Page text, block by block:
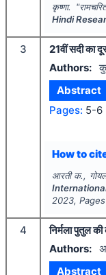
कृष्णा. "
Hindi
3
21वीं सदी का
Authors:
Abstract
Pages: 5-6
How to
आरती क.,
2023, Pages
4
निर्मला पुतुल
Authors:
Abstract